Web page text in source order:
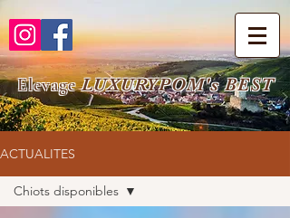
ElevageLUXURYPOM's BEST
ACTUALITES
Chiots disponibles